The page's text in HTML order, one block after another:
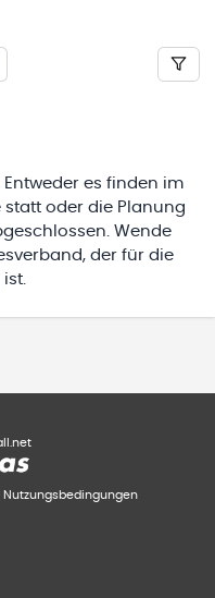
Entweder es finden im
statt oder die Planung
Wende
der für die
ist.
Nutzungsbedingungen